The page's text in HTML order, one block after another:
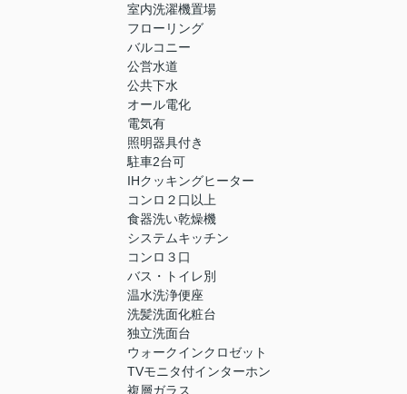
室内洗濯機置場
フローリング
バルコニー
公営水道
公共下水
オール電化
電気有
照明器具付き
駐車2台可
IHクッキングヒーター
コンロ２口以上
食器洗い乾燥機
システムキッチン
コンロ３口
バス・トイレ別
温水洗浄便座
洗髪洗面化粧台
独立洗面台
ウォークインクロゼット
TVモニタ付インターホン
複層ガラス